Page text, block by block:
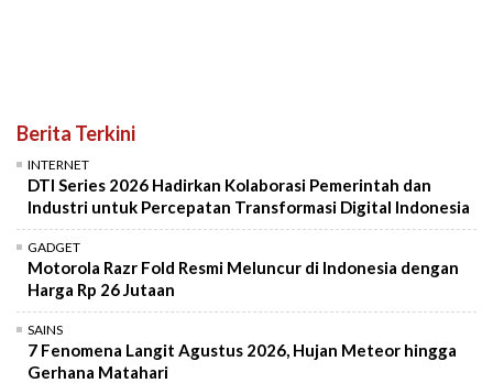
Berita Terkini
INTERNET
DTI Series 2026 Hadirkan Kolaborasi Pemerintah dan
Industri untuk Percepatan Transformasi Digital Indonesia
GADGET
Motorola Razr Fold Resmi Meluncur di Indonesia dengan
Harga Rp 26 Jutaan
SAINS
7 Fenomena Langit Agustus 2026, Hujan Meteor hingga
Gerhana Matahari